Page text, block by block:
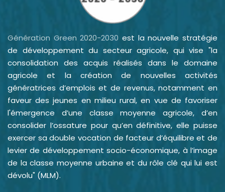
Génération Green 2020-2030 est la nouvelle stratégie
de développement du secteur agricole, qui vise "la
consolidation des acquis réalisés dans le domaine
agricole et la création de nouvelles activités
génératrices d’emplois et de revenus, notamment en
faveur des jeunes en milieu rural, en vue de favoriser
l'émergence d’une classe moyenne agricole, d’en
consolider l’ossature pour qu’en définitive, elle puisse
exercer sa double vocation de facteur d’équilibre et de
levier de développement socio-économique, à l’image
de la classe moyenne urbaine et du rôle clé qui lui est
dévolu" (MLM).